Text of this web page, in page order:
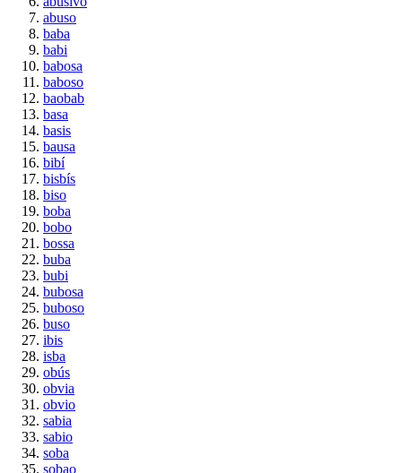
abuso
baba
babi
babosa
baboso
baobab
basa
basis
bausa
bibí
bisbís
biso
boba
bobo
bossa
buba
bubi
bubosa
buboso
buso
ibis
isba
obús
obvia
obvio
sabia
sabio
soba
sobao